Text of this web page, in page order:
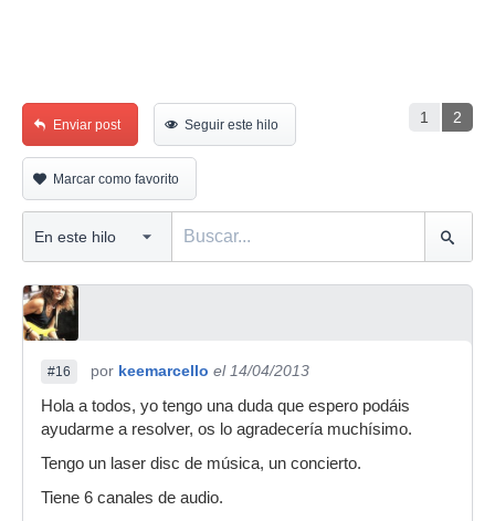
1 2
Enviar post Seguir este hilo
Marcar como favorito
#16 por keemarcello el 14/04/2013
Hola a todos, yo tengo una duda que espero podáis
ayudarme a resolver, os lo agradecería muchísimo.
Tengo un laser disc de música, un concierto.
Tiene 6 canales de audio.